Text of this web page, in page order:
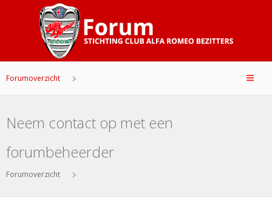
Forumoverzicht
Neem contact op met een
forumbeheerder
Forumoverzicht